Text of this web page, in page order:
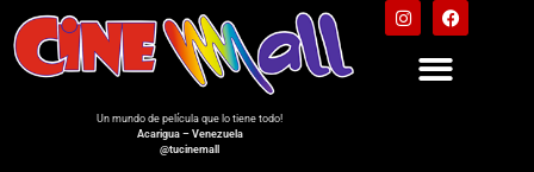
Un mundo de película que lo tiene todo!
Acarigua – Venezuela
@tucinemall